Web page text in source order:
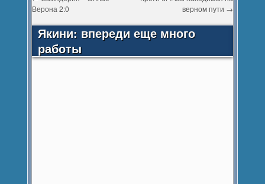
Верона 2:0
верном пути →
Якини: впереди еще много
работы